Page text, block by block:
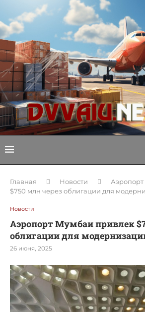
Главная Новости
$750 млн через облигации для
Новости
Аэропорт Мумбаи привлек
облигации для
26 июня, 2025